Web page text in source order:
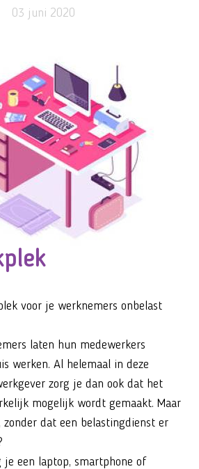
03 juni 2020
voor je werknemers onbelast
laten hun medewerkers
werken. Al helemaal in deze
zorg je dan ook dat het
mogelijk wordt gemaakt. Maar
dat een belastingdienst er
je een laptop, smartphone of